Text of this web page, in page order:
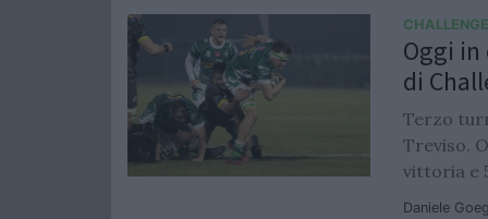
Oggi
di
Terzo
Treviso.
vittoria e
Daniele